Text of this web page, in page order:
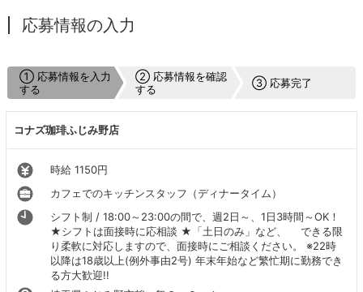
応募情報の入力
① 応募情報を入力
する
② 応募情報を確認
する
③ 応募完了
コナズ珈琲ふじみ野店
時給 1150円
カフェでのキッチンスタッフ（ディナータイム）
シフト制 / 18:00～23:00の間で、週2日～、1日3時間～OK！
★シフトは面接時に応相談 ★「土日のみ」など、 できる限
り柔軟に対応しますので、面接時にご相談ください。 ※22時
以降は18歳以上(例外事由2号) 年末年始など繁忙期に勤務でき
る方大歓迎!!